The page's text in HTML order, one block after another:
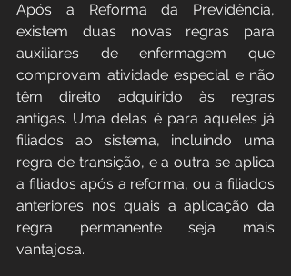
Após a Reforma da Previdência,
existem duas novas regras para
auxiliares de enfermagem que
comprovam atividade especial e não
têm direito adquirido às regras
antigas. Uma delas é para aqueles já
filiados ao sistema, incluindo uma
regra de transição, e a outra se aplica
a filiados após a reforma, ou a filiados
anteriores nos quais a aplicação da
regra permanente seja mais
vantajosa.